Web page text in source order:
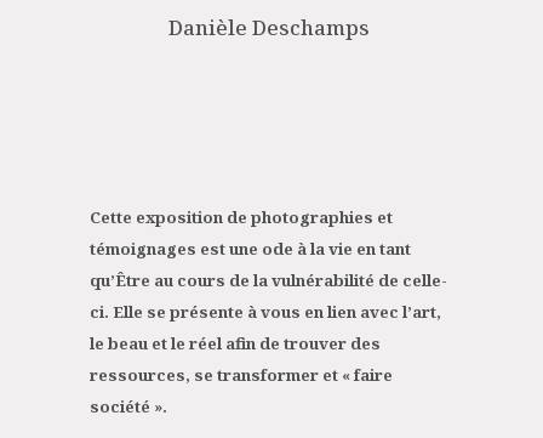
Danièle Deschamps
Cette exposition de photographies et
témoignages est une ode à la vie en tant
qu’Être au cours de la vulnérabilité de celle-
ci. Elle se présente à vous en lien avec l’art,
le beau et le réel afin de trouver des
ressources, se transformer et « faire
société ».